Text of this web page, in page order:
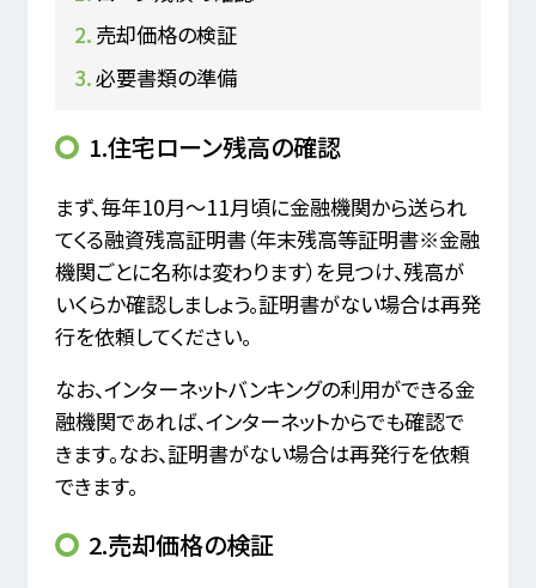
売却価格の検証
必要書類の準備
1.住宅ローン残高の確認
まず、毎年10月～11月頃に金融機関から送られ
てくる融資残高証明書（年末残高等証明書※金融
機関ごとに名称は変わります）を見つけ、残高が
いくらか確認しましょう。証明書がない場合は再発
行を依頼してください。
なお、インターネットバンキングの利用ができる金
融機関であれば、インターネットからでも確認で
きます。なお、証明書がない場合は再発行を依頼
できます。
2.売却価格の検証